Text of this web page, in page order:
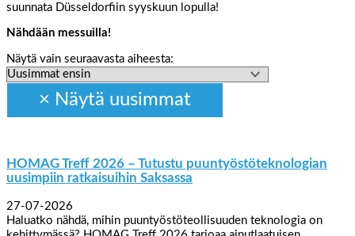
suunnata Düsseldorfiin syyskuun lopulla!
Nähdään messuilla!
Näytä vain seuraavasta aiheesta:
HOMAG Treff 2026 – Tutustu puuntyöstöteknologian
uusimpiin ratkaisuihin Saksassa
27-07-2026
Haluatko nähdä, mihin puuntyöstöteollisuuden teknologia on